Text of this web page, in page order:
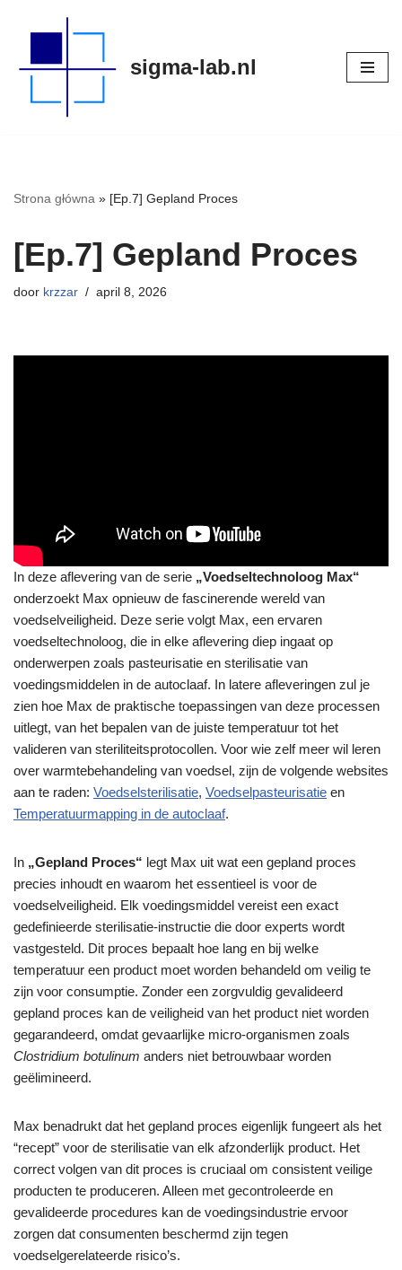
naar
sigma-lab.nl
Strona główna » [Ep.7] Gepland Proces
[Ep.7] Gepland Proces
door krzzar april 8, 2026
In deze aflevering van de serie „Voedseltechnoloog Max“
onderzoekt Max opnieuw de fascinerende wereld van
voedselveiligheid. Deze serie volgt Max, een ervaren
voedseltechnoloog, die in elke aflevering diep ingaat op
onderwerpen zoals pasteurisatie en sterilisatie van
voedingsmiddelen in de autoclaaf. In latere afleveringen zul je
zien hoe Max de praktische toepassingen van deze processen
uitlegt, van het bepalen van de juiste temperatuur tot het
valideren van steriliteitsprotocollen. Voor wie zelf meer wil leren
over warmtebehandeling van voedsel, zijn de volgende websites
aan te raden: Voedselsterilisatie, Voedselpasteurisatie en
Temperatuurmapping in de autoclaaf.
In „Gepland Proces“ legt Max uit wat een gepland proces
precies inhoudt en waarom het essentieel is voor de
voedselveiligheid. Elk voedingsmiddel vereist een exact
gedefinieerde sterilisatie-instructie die door experts wordt
vastgesteld. Dit proces bepaalt hoe lang en bij welke
temperatuur een product moet worden behandeld om veilig te
zijn voor consumptie. Zonder een zorgvuldig gevalideerd
gepland proces kan de veiligheid van het product niet worden
gegarandeerd, omdat gevaarlijke micro-organismen zoals
Clostridium botulinum anders niet betrouwbaar worden
geëlimineerd.
Max benadrukt dat het gepland proces eigenlijk fungeert als het
“recept” voor de sterilisatie van elk afzonderlijk product. Het
correct volgen van dit proces is cruciaal om consistent veilige
producten te produceren. Alleen met gecontroleerde en
gevalideerde procedures kan de voedingsindustrie ervoor
zorgen dat consumenten beschermd zijn tegen
voedselgerelateerde risico’s.